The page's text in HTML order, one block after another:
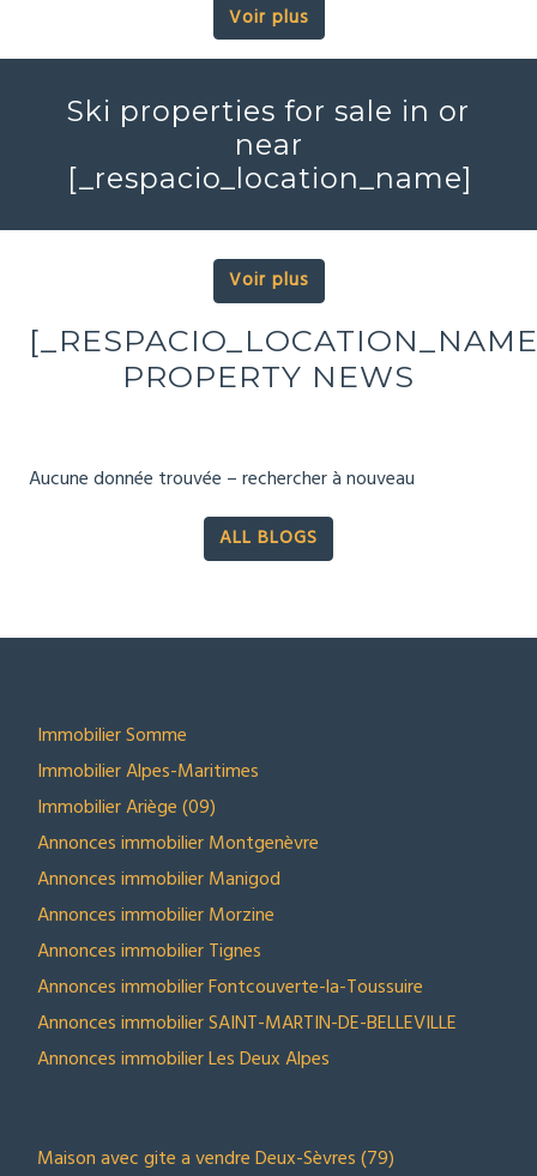
Voir plus
Ski properties for sale in or
near
[_respacio_location_name]
Voir plus
PROPERTY NEWS
Aucune donnée trouvée – rechercher à nouveau
ALL BLOGS
Immobilier Somme
Immobilier Alpes-Maritimes
Immobilier Ariège (09)
Annonces immobilier Montgenèvre
Annonces immobilier Manigod
Annonces immobilier Morzine
Annonces immobilier Tignes
Annonces immobilier Fontcouverte-la-Toussuire
Annonces immobilier SAINT-MARTIN-DE-BELLEVILLE
Annonces immobilier Les Deux Alpes
Maison avec gite a vendre Deux-Sèvres (79)